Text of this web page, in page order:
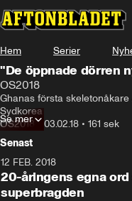
Hem Serier
"De öppnade dörren
OS2018
Ghanas första
Sydkorea
OS2018• 03.02.18 • 161 sek
Se mer
Senast
12 FEB. 2018
20-åringens egna
superbragden